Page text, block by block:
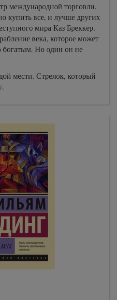
международной торговли,
купить все, и лучше других
мира Каз Бреккер.
века, которое может
богатым. Но один он не
мести. Стрелок, который